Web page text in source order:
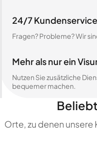
24/7 Kundenservice
Fragen? Probleme? Wir
Mehr als nur ein
Nutzen Sie zusätzliche
bequemer machen.
Orte, zu denen unsere